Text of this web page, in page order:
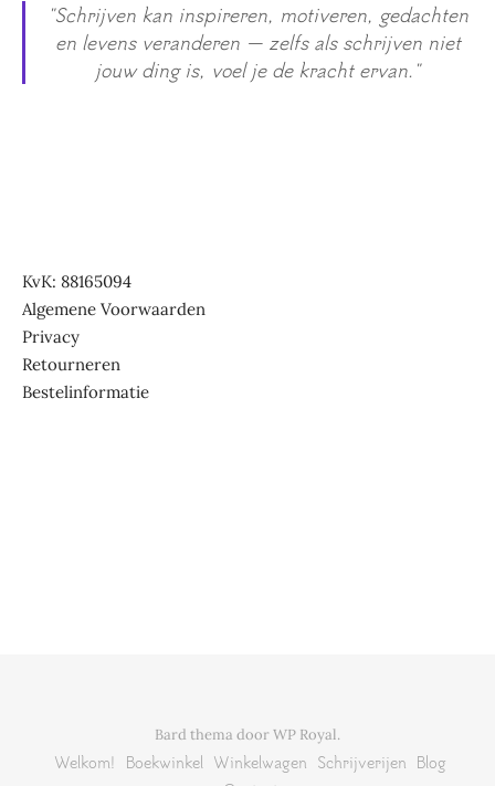
"Schrijven kan inspireren, motiveren, gedachten
en levens veranderen — zelfs als schrijven niet
jouw ding is, voel je de kracht ervan."
KvK: 88165094
Algemene Voorwaarden
Privacy
Retourneren
Bestelinformatie
Bard thema doorWP Royal.
Welkom! Boekwinkel Winkelwagen Schrijverijen Blog